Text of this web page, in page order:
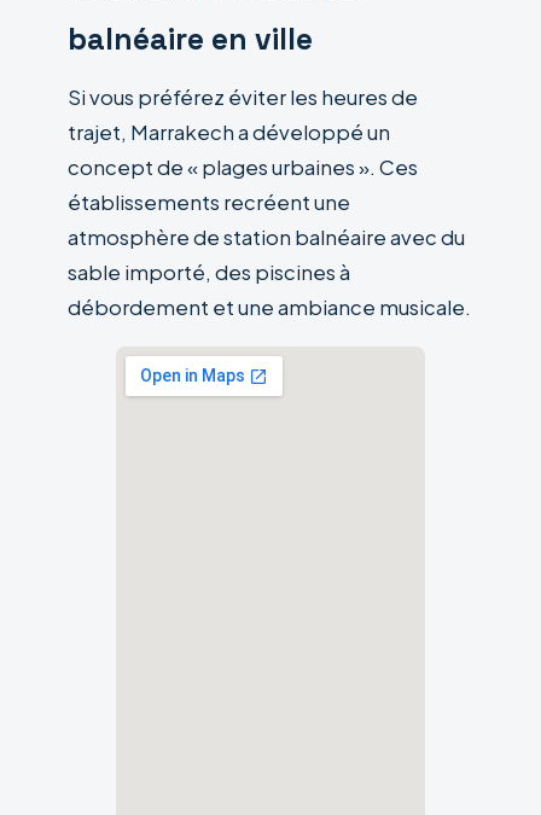
balnéaire en ville
Si vous préférez éviter les heures de
trajet, Marrakech a développé un
concept de « plages urbaines ». Ces
établissements recréent une
atmosphère de station balnéaire avec du
sable importé, des piscines à
débordement et une ambiance musicale.